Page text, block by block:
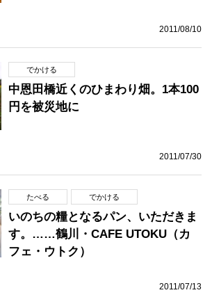
2011/08/10
でかける
中恩田橋近くのひまわり畑。1本100
円を被災地に
2011/07/30
たべる でかける
いのちの糧となるパン、いただきま
す。……鶴川・CAFE UTOKU（カ
フェ・ウトク）
2011/07/13